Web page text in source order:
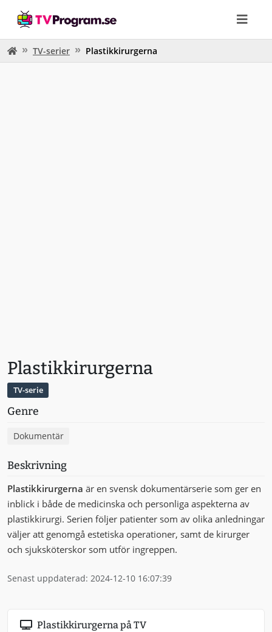
TV-serier Plastikkirurgerna
Plastikkirurgerna
TV-serie
Genre
Dokumentär
Beskrivning
Plastikkirurgerna är en svensk dokumentärserie som ger en
inblick i både de medicinska och personliga aspekterna av
plastikkirurgi. Serien följer patienter som av olika anledningar
väljer att genomgå estetiska operationer, samt de kirurger
och sjuksköterskor som utför ingreppen.
Senast uppdaterad: 2024-12-10 16:07:39
Plastikkirurgerna på TV